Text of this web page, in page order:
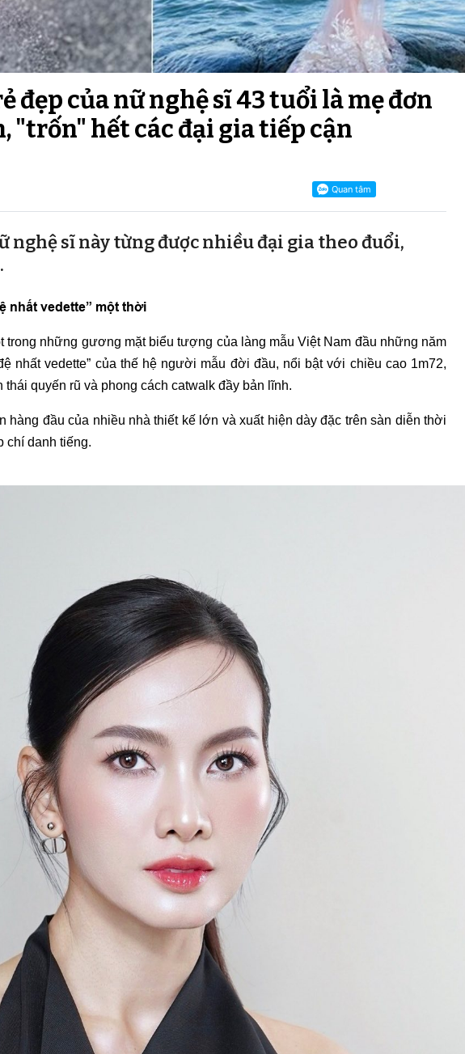
đẹp của nữ nghệ sĩ 43 tuổi là mẹ đơn
"trốn" hết các đại gia tiếp cận
nghệ sĩ này từng được nhiều đại gia theo đuổi,
nhất vedette” một thời
trong những gương mặt biểu tượng của làng mẫu Việt Nam đầu những năm
nhất vedette” của thế hệ người mẫu đời đầu, nổi bật với chiều cao 1m72,
quyến rũ và phong cách catwalk đầy bản lĩnh.
hàng đầu của nhiều nhà thiết kế lớn và xuất hiện dày đặc trên sàn diễn thời
chí danh tiếng.